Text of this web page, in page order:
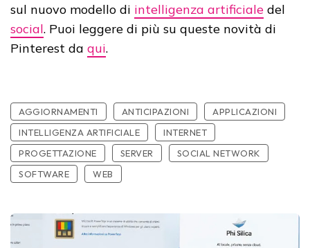
sul nuovo modello di intelligenza artificiale del
social. Puoi leggere di più su queste novità di
Pinterest da qui.
AGGIORNAMENTI ANTICIPAZIONI
APPLICAZIONI
INTELLIGENZA ARTIFICIALE
INTERNET
PROGETTAZIONE
SERVER
SOCIAL NETWORK
SOFTWARE
WEB